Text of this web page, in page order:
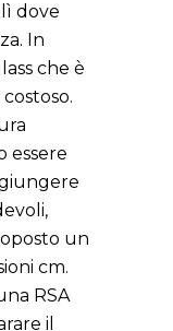
dove
In
che è
essere
un
cm.
RSA
il